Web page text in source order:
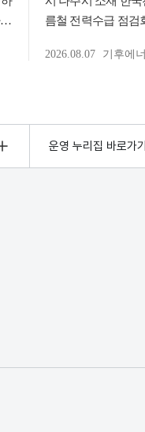
운영 누리집 바로가기